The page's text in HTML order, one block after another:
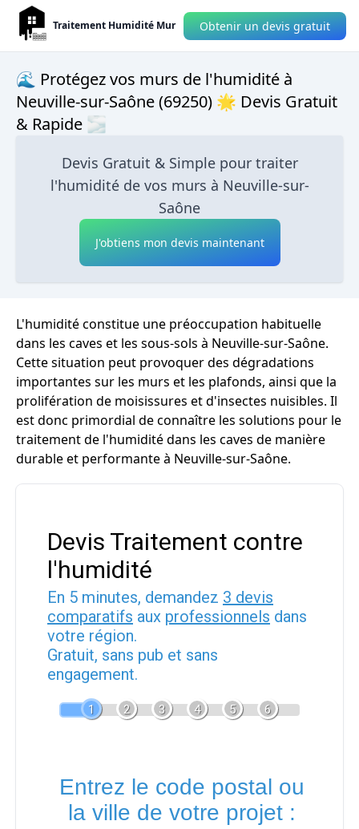
Traitement Humidité Mur Obtenir un devis gratuit
🌊 Protégez vos murs de l'humidité à
Neuville-sur-Saône (69250) 🌟 Devis Gratuit
& Rapide 🌫
Devis Gratuit & Simple pour traiter
l'humidité de vos murs à Neuville-sur-
Saône
J'obtiens mon devis maintenant
L'humidité constitue une préoccupation habituelle
dans les caves et les sous-sols à Neuville-sur-Saône.
Cette situation peut provoquer des dégradations
importantes sur les murs et les plafonds, ainsi que la
prolifération de moisissures et d'insectes nuisibles. Il
est donc primordial de connaître les solutions pour le
traitement de l'humidité dans les caves de manière
durable et performante à Neuville-sur-Saône.
Devis Traitement contre
l'humidité
En 5 minutes, demandez 3 devis
comparatifs aux professionnels dans
votre région.
Gratuit, sans pub et sans
engagement.
1 2 3 4 5 6
Entrez le code postal ou
la ville de votre projet :